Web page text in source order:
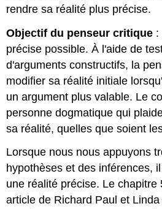
rendre sa réalité plus précise.
Objectif du penseur critique :
précise possible. À l'aide de
d'arguments constructifs, la
modifier sa réalité initiale
un argument plus valable. Le
personne dogmatique qui
sa réalité, quelles que soient
Lorsque nous nous appuyons
hypothèses et des inférences,
une réalité précise. Le chapitre
article de Richard Paul et